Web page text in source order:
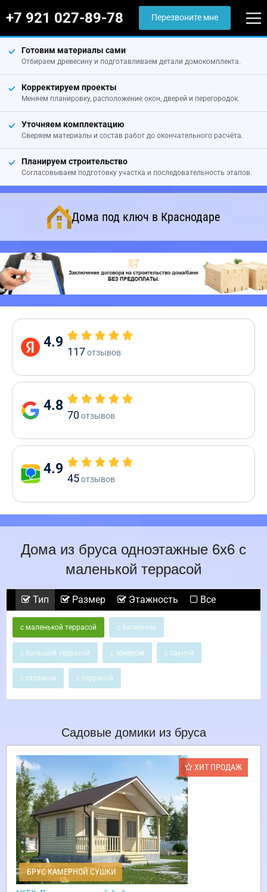
+7 921 027-89-78 Перезвоните мне
Готовим материалы сами
Отбираем древесину и подготавливаем детали домокомплекта.
Корректируем проекты
Меняем планировку, расположение окон, дверей и перегородок.
Уточняем комплектацию
Сверяем материалы и состав работ до окончательного расчёта.
Планируем строительство
Согласовываем подготовку участка и последовательность этапов.
Дома под ключ в Краснодаре
4.9
117отзывов
4.8
70отзывов
4.9
45отзывов
Дома из бруса одноэтажные 6х6 с
маленькой террасой
Тип Размер Этажность Все
с маленькой террасой с балконом
с большой террасой с эркером с сауной
с гаражом с террасой
Садовые домики из бруса
ХИТ ПРОДАЖ
БРУС КАМЕРНОЙ СУШКИ